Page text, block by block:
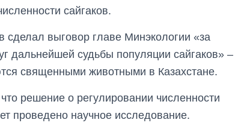
сайгаков.
выговор главе Минэкологии «за
дальнейшей судьбы популяции сайгаков» –
священными животными в Казахстане.
решение о регулировании численности
проведено научное исследование.